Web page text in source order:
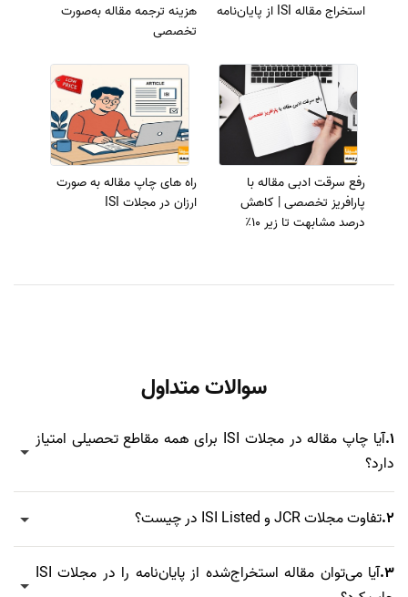
استخراج مقاله ISI از پایان‌نامه
هزینه ترجمه مقاله به‌صورت
تخصصی
رفع سرقت ادبی مقاله با
پارافریز تخصصی | کاهش
درصد مشابهت تا زیر 10٪
راه های چاپ مقاله به صورت
ارزان در مجلات ISI
سوالات متداول
1.
آیا چاپ مقاله در مجلات ISI برای همه مقاطع تحصیلی امتیاز
دارد؟
2.تفاوت مجلات JCR و ISI Listed در چیست؟
3.
آیا می‌توان مقاله استخراج‌شده از پایان‌نامه را در مجلات ISI